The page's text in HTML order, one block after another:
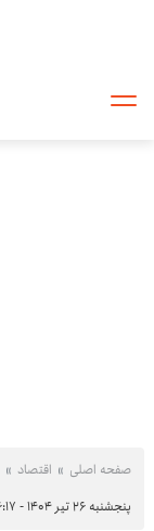
صفحه اصلی اقتصاد
پنجشنبه ۲۶ تیر ۱۴۰۴ - ۰۶:۱۷